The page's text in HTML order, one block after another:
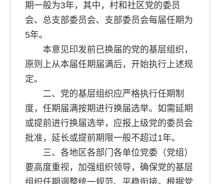
期一般为3年，其中，村和社区党的委员
会、总支部委员会、支部委员会每届任期为
5年。
本意见印发前已换届的党的基层组织，
原则上从本届任期届满后，开始执行上述规
定。
二、党的基层组织应严格执行任期制
度，任期届满按期进行换届选举。如需延期
或提前进行换届选举，应报上级党的委员会
批准，延长或提前期限一般不超过1年。
三、各地区各部门各单位党委（党组）
要高度重视，加强组织领导，确保党的基层